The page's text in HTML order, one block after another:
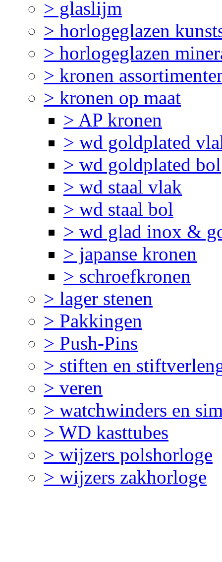
> glaslijm
> horlogeglazen
> horlogeglazen
> kronen
> kronen op maat
> AP kronen
> wd goldplated
> wd goldplated bol
> wd staal vlak
> wd staal bol
> wd glad inox &
> japanse kronen
> schroefkronen
> lager stenen
> Pakkingen
> Push-Pins
> stiften en
> veren
> watchwinders en
> WD kasttubes
> wijzers polshorloge
> wijzers zakhorloge